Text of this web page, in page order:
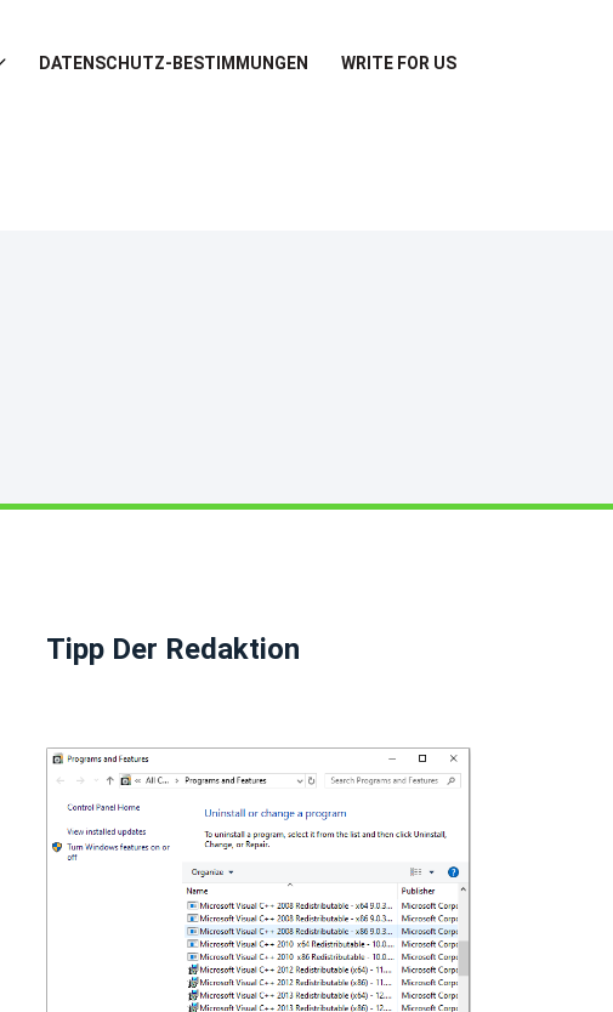
DATENSCHUTZ-BESTIMMUNGEN WRITE FOR US
Tipp Der Redaktion